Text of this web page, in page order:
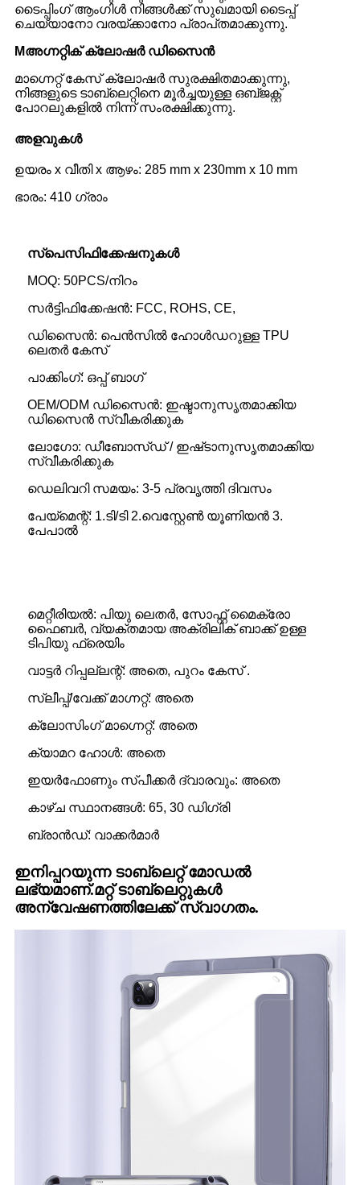
ടൈപ്പിംഗ് ആംഗിൾ നിങ്ങൾക്ക് സുഖമായി ടൈപ്പ്
ചെയ്യാനോ വരയ്ക്കാനോ പ്രാപ്‌തമാക്കുന്നു.
Mഅഗ്നറ്റിക് ക്ലോഷർ ഡിസൈൻ
മാഗ്നെറ്റ് കേസ് ക്ലോഷർ സുരക്ഷിതമാക്കുന്നു,
നിങ്ങളുടെ ടാബ്‌ലെറ്റിനെ മൂർച്ചയുള്ള ഒബ്‌ജക്റ്റ്
പോറലുകളിൽ നിന്ന് സംരക്ഷിക്കുന്നു.
അളവുകൾ
ഉയരം x വീതി x ആഴം: 285 mm x 230mm x 10 mm
ഭാരം: 410 ഗ്രാം
സ്പെസിഫിക്കേഷനുകൾ
MOQ: 50PCS/നിറം
സർട്ടിഫിക്കേഷൻ: FCC, ROHS, CE,
ഡിസൈൻ: പെൻസിൽ ഹോൾഡറുള്ള TPU
ലെതർ കേസ്
പാക്കിംഗ്: ഒപ്പ് ബാഗ്
OEM/ODM ഡിസൈൻ: ഇഷ്ടാനുസൃതമാക്കിയ
ഡിസൈൻ സ്വീകരിക്കുക
ലോഗോ: ഡീബോസ്ഡ് / ഇഷ്‌ടാനുസൃതമാക്കിയ
സ്വീകരിക്കുക
ഡെലിവറി സമയം: 3-5 പ്രവൃത്തി ദിവസം
പേയ്‌മെന്റ്: 1.ടി/ടി 2.വെസ്റ്റേൺ യൂണിയൻ 3.
പേപാൽ
മെറ്റീരിയൽ: പിയു ലെതർ, സോഫ്റ്റ് മൈക്രോ
ഫൈബർ, വ്യക്തമായ അക്രിലിക് ബാക്ക് ഉള്ള
ടിപിയു ഫ്രെയിം
വാട്ടർ റിപ്പല്ലന്റ്: അതെ, പുറം കേസ് .
സ്ലീപ്പ്/വേക്ക് മാഗ്നറ്റ്: അതെ
ക്ലോസിംഗ് മാഗ്നെറ്റ്: അതെ
ക്യാമറ ഹോൾ: അതെ
ഇയർഫോണും സ്പീക്കർ ദ്വാരവും: അതെ
കാഴ്ച സ്ഥാനങ്ങൾ: 65, 30 ഡിഗ്രി
ബ്രാൻഡ്: വാക്കർമാർ
ഇനിപ്പറയുന്ന ടാബ്‌ലെറ്റ് മോഡൽ
ലഭ്യമാണ്.മറ്റ് ടാബ്‌ലെറ്റുകൾ
അന്വേഷണത്തിലേക്ക് സ്വാഗതം.